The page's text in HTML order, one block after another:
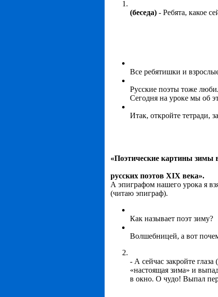
(беседа) - Ребята, какое
Все ребятишки и
Русские поэты тоже
Сегодня на уроке мы об
Итак, откройте тетради,
«Поэтические картины зимы
русских поэтов XIX века».
А эпиграфом нашего урока я
(читаю эпиграф).
Как называет поэт зиму?
Волшебницей, а вот
- А сейчас закройте
«настоящая зима» и
в окно. О чудо! Выпал